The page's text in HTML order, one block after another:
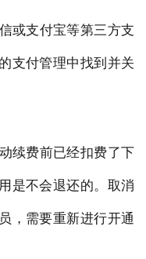
或支付宝等第三方支
支付管理中找到并关
续费前已经扣费了下
是不会退还的。取消
，需要重新进行开通